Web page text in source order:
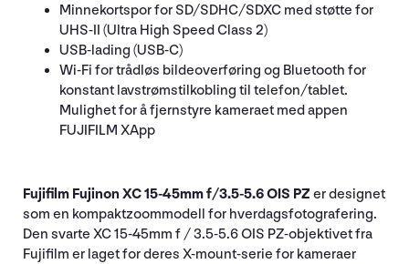
Minnekortspor for SD/SDHC/SDXC med støtte for
UHS-II (Ultra High Speed Class 2)
USB-lading (USB-C)
Wi-Fi for trådløs bildeoverføring og Bluetooth for
konstant lavstrømstilkobling til telefon/tablet.
Mulighet for å fjernstyre kameraet med appen
FUJIFILM XApp
Fujifilm Fujinon XC 15-45mm f/3.5-5.6 OIS PZ er designet
som en kompaktzoommodell for hverdagsfotografering.
Den svarte XC 15-45mm f / 3.5-5.6 OIS PZ-objektivet fra
Fujifilm er laget for deres X-mount-serie for kameraer